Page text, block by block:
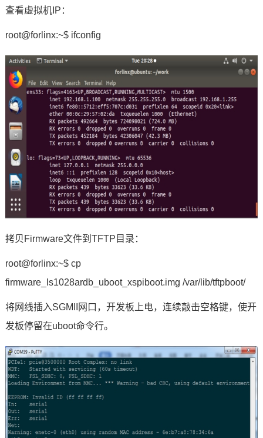
查看虚拟机IP：
root@forlinx:~$ ifconfig
拷贝Firmware文件到TFTP目录：
root@forlinx:~$ cp
firmware_ls1028ardb_uboot_xspiboot.img /var/lib/tftpboot/
将网线插入SGMII
网口，开发板上电，连续敲击空格键，使开
发板停留在uboot命令行。